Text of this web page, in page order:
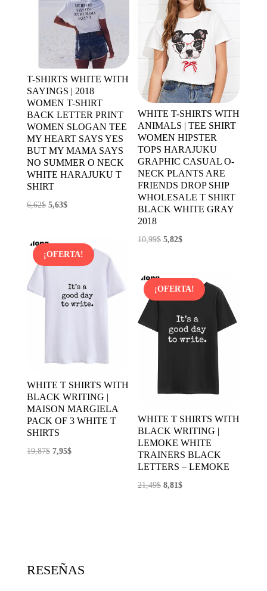
T-SHIRTS WHITE WITH
SAYINGS | 2018
WOMEN T-SHIRT
BACK LETTER PRINT
WOMEN SLOGAN TEE
MY HEART SAYS YES
BUT MY MAMA SAYS
NO SUMMER O NECK
WHITE HARAJUKU T
SHIRT
6,62$ El
era:
6,62$.
5,63$El
es:
5,63$.
WHITE T-SHIRTS WITH
ANIMALS | TEE SHIRT
WOMEN HIPSTER
TOPS HARAJUKU
GRAPHIC CASUAL O-
NECK PLANTS ARE
FRIENDS DROP SHIP
WHOLESALE T SHIRT
BLACK WHITE GRAY
2018
10,99$ El
era:
10,99$.
5,82$El
es:
5,82$.
¡OFERTA!
WHITE T SHIRTS WITH
BLACK WRITING |
MAISON MARGIELA
PACK OF 3 WHITE T
SHIRTS
19,87$ El
7,95$El
¡OFERTA!
WHITE T SHIRTS WITH
BLACK WRITING |
LEMOKE WHITE
TRAINERS BLACK
LETTERS – LEMOKE
21,49$ El
8,81$El
RESEÑAS